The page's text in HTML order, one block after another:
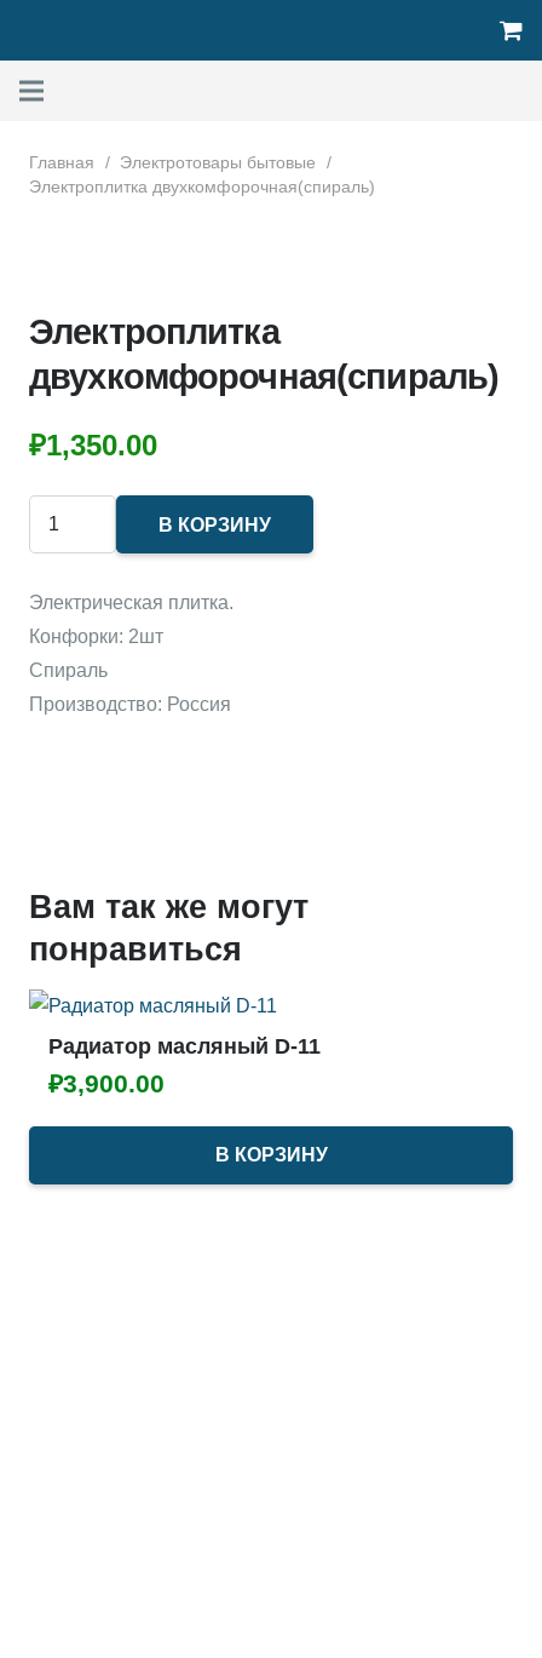
Главная / Электротовары бытовые
/
Электроплитка двухкомфорочная(спираль)
Электроплитка
двухкомфорочная(спираль)
₽1,350.00
двухкомфорочная(спираль)
В КОРЗИНУ
Электрическая плитка.
Конфорки: 2шт
Спираль
Производство: Россия
Вам так же могут
понравиться
Радиатор масляный D-11
₽3,900.00
В КОРЗИНУ